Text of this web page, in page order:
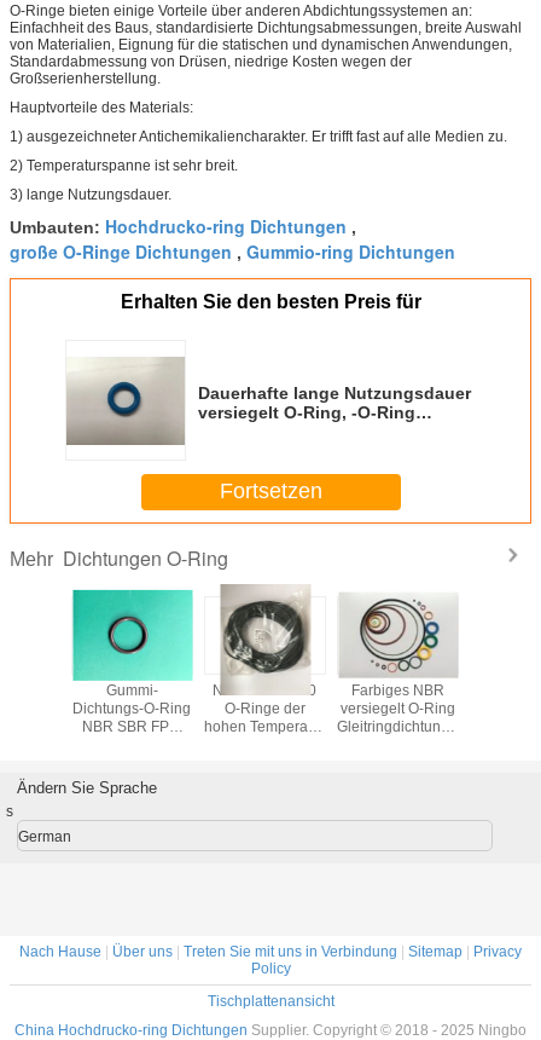
O-Ringe bieten einige Vorteile über anderen Abdichtungssystemen an:
Einfachheit des Baus, standardisierte Dichtungsabmessungen, breite Auswahl
von Materialien, Eignung für die statischen und dynamischen Anwendungen,
Standardabmessung von Drüsen, niedrige Kosten wegen der
Großserienherstellung.
Hauptvorteile des Materials:
1) ausgezeichneter Antichemikaliencharakter. Er trifft fast auf alle Medien zu.
2) Temperaturspanne ist sehr breit.
3) lange Nutzungsdauer.
Umbauten: Hochdrucko-ring Dichtungen ,
große O-Ringe Dichtungen , Gummio-ring Dichtungen
Erhalten Sie den besten Preis für
Dauerhafte lange Nutzungsdauer
versiegelt O-Ring, -O-Ring
Fortsetzen
Mehr Dichtungen O-Ring
Gummi-
Dichtungs-O-Ring
NBR SBR FPM
NBR-Gummi 90
O-Ringe der
hohen Temperatur
Farbiges NBR
versiegelt O-Ring
Gleitringdichtungs-
Ändern Sie Sprache
s
German
Nach Hause | Über uns | Treten Sie mit uns in Verbindung | Sitemap | Privacy
Policy
Tischplattenansicht
China Hochdrucko-ring Dichtungen Supplier. Copyright © 2018 - 2025 Ningbo